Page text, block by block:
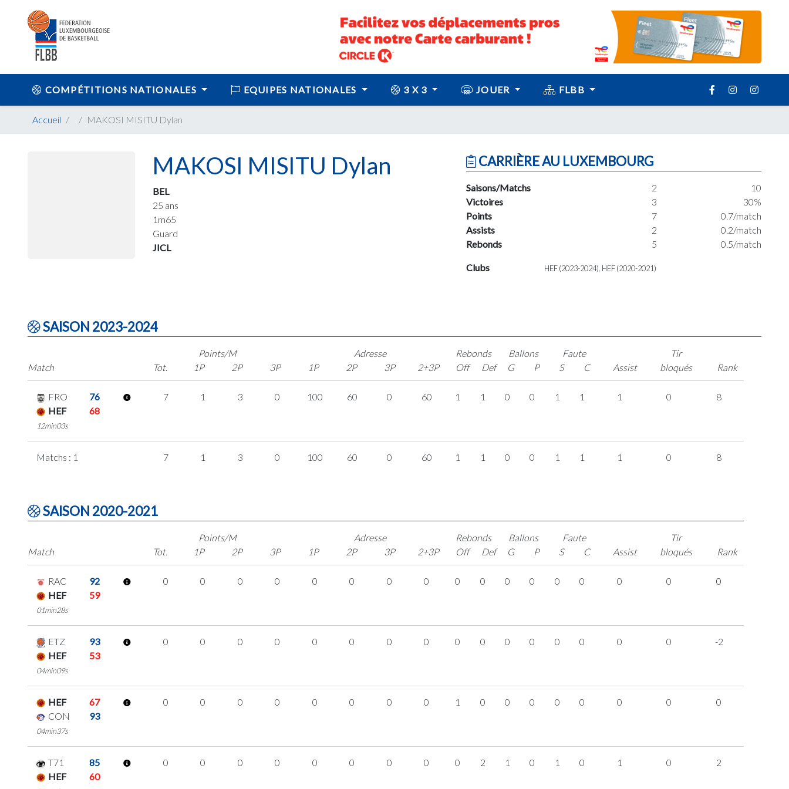
COMPÉTITIONS NATIONALES EQUIPES NATIONALES 3 X 3 JOUER FLBB
Accueil MAKOSI MISITU Dylan
MAKOSI MISITU Dylan
BEL
25 ans
1m65
Guard
JICL
CARRIÈRE AU LUXEMBOURG
Saisons/Matchs 2
10
Victoires
3
30%
Points
7
0.7/match
Assists
2
0.2/match
Rebonds
5 0.5/match
Clubs HEF (2023-2024), HEF (2020-2021)
SAISON 2023-2024
Match
Points/M
Tot.
1P 2P 3P
Adresse
1P
2P 3P 2+3P
Rebonds
Off
Def
Ballons
G
P
Faute
S
C Assist
Tir
bloqués
Rank
FRO
76
HEF
68
12min03s
7 1 3 0 100 60 0 60 1 1 0 0 1 1 1 0 8
Matchs : 1 7 1 3 0 100 60 0 60 1 1 0 0 1 1 1 0 8
SAISON 2020-2021
Match
Points/M
Tot.
1P 2P 3P
Adresse
1P
2P 3P 2+3P
Rebonds
Off
Def
Ballons
G
P
Faute
S
C Assist
Tir
bloqués
Rank
RAC
92
HEF
59
01min28s
0 0 0 0 0 0 0 0 0 0 0 0 0 0 0 0 0
ETZ
93
HEF
53
04min09s
0 0 0 0 0 0 0 0 0 0 0 0 0 0 0 0 -2
HEF
67
CON
93
04min37s
0 0 0 0 0 0 0 0 1 0 0 0 0 0 0 0 0
T71
85
HEF
60
0 0 0 0 0 0 0 0 0 2 1 0 1 0 1 0 2